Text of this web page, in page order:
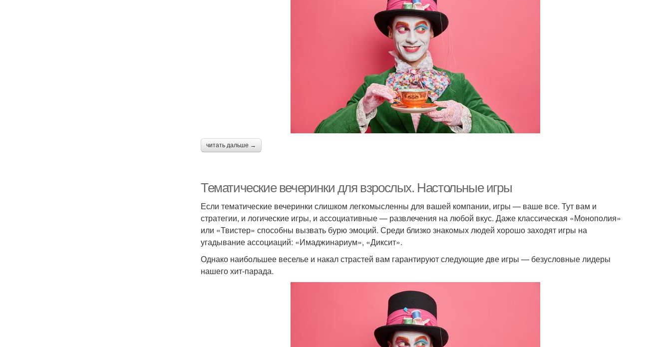
читать дальше →
Тематические вечеринки для взрослых. Настольные игры
Если тематические вечеринки слишком легкомысленны для вашей компании, игры — ваше все. Тут вам и
стратегии, и логические игры, и ассоциативные — развлечения на любой вкус. Даже классическая «Монополия»
или «Твистер» способны вызвать бурю эмоций. Среди близко знакомых людей хорошо заходят игры на
угадывание ассоциаций: «Имаджинариум», «Диксит».
Однако наибольшее веселье и накал страстей вам гарантируют следующие две игры — безусловные лидеры
нашего хит-парада.